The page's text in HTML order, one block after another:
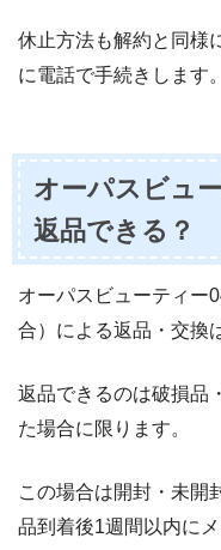
休止方法も解約と同様
に電話で手続きします。
オーパスビュ
返品できる？
オーパスビューティー
合）による返品・交換
返品できるのは破損品
た場合に限ります。
この場合は開封・未開
品到着後1週間以内に